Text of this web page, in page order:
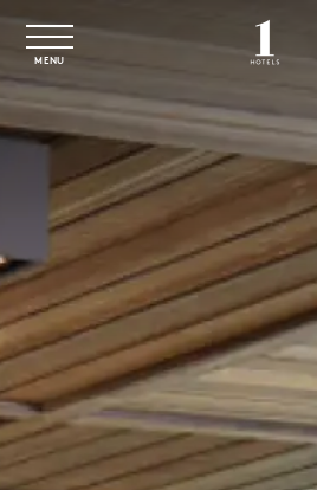
Spring til hovedindhold
MENU